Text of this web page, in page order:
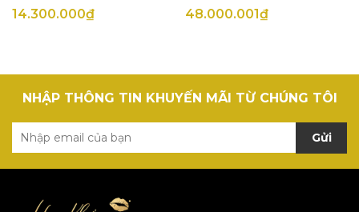
14.300.000₫ 48.000.001₫
NHẬP THÔNG TIN KHUYẾN MÃI TỪ CHÚNG TÔI
Gửi